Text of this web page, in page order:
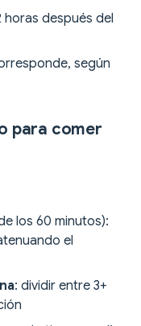
después del
según
para comer
los 60 minutos):
el
: dividir entre 3+